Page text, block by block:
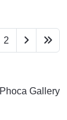
2
Phoca Gallery